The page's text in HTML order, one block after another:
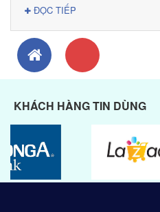
ĐỌC TIẾP
KHÁCH HÀNG TIN DÙNG